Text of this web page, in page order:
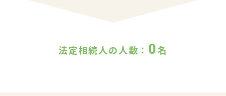
法定相続人の人数： 0名